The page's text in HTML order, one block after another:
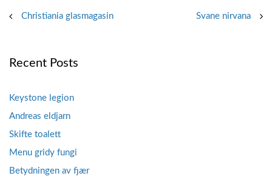
Post
Christiania glasmagasin Svane nirvana
Recent Posts
Keystone legion
Andreas eldjarn
Skifte toalett
Menu gridy fungi
Betydningen av fjær